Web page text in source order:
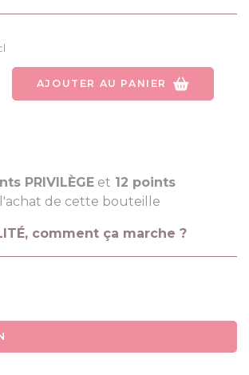
AJOUTER AU PANIER
PRIVILÈGE et 12 points
de cette bouteille
comment ça marche ?